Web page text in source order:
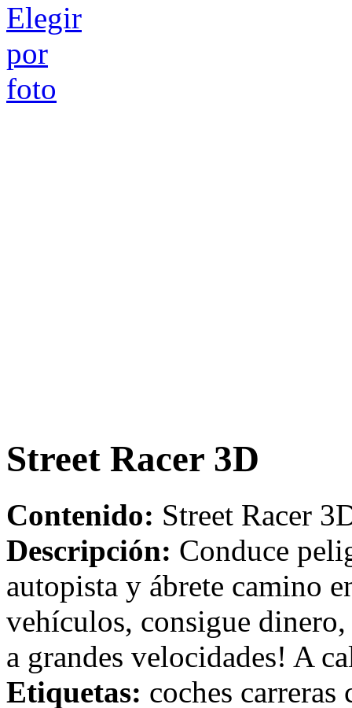
Street Racer 3D
Contenido: Street Racer
Descripción: Conduce
autopista y ábrete camino
vehículos, consigue
a grandes velocidades! A
Etiquetas: coches